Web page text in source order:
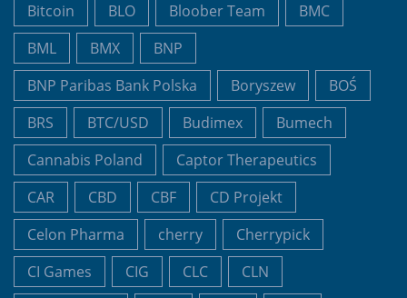
Bitcoin
BLO Bloober Team
BMC
BML
BMX
BNP
BNP Paribas Bank Polska
Boryszew
BOŚ
BRS
BTC/USD Budimex
Bumech
Cannabis Poland
Captor Therapeutics
CAR
CBD CBF
CD Projekt
Celon Pharma
cherry
Cherrypick
CI Games
CIG CLC
CLN